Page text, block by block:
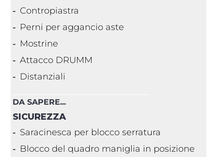
Contropiastra
Perni per aggancio aste
Mostrine
Attacco DRUMM
Distanziali
DA SAPERE...
SICUREZZA
Saracinesca per blocco serratura
Blocco del quadro maniglia in posizione